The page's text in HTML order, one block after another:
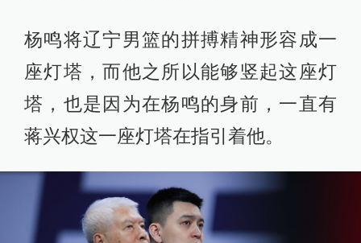
杨鸣将辽宁男篮的拼搏精神形容成一
座灯塔，而他之所以能够竖起这座灯
塔，也是因为在杨鸣的身前，一直有
蒋兴权这一座灯塔在指引着他。